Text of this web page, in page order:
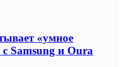
«умное
Samsung и Oura